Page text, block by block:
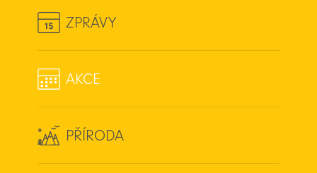
ZPRÁVY
AKCE
PŘÍRODA